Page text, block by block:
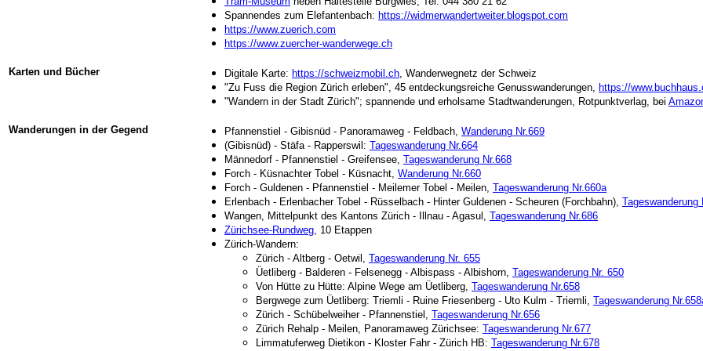
Spannendes zum Elefantenbach: https://widmerwandertweiter.blogspot.com
https://www.zuerich.com
https://www.zuercher-wanderwege.ch
Karten und Bücher Digitale Karte: https://schweizmobil.ch , Wanderwegnetz der Schweiz
"Zu Fuss die Region Zürich erleben", 45 entdeckungsreiche Genusswanderungen,
https://
"Wandern in der Stadt Zürich"; spannende und erholsame Stadtwanderungen, Rotpunktverlag, bei
Wanderungen in der Gegend Pfannenstiel - Gibisnüd - Panoramaweg - Feldbach, Wanderung Nr.669
(Gibisnüd) - Stäfa - Rapperswil: Tageswanderung Nr.664
Männedorf - Pfannenstiel - Greifensee, Tageswanderung Nr.668
Forch - Küsnachter Tobel - Küsnacht, Wanderung Nr.660
Forch - Guldenen - Pfannenstiel - Meilemer Tobel - Meilen, Tageswanderung Nr.660a
Erlenbach - Erlenbacher Tobel - Rüsselbach - Hinter Guldenen - Scheuren (Forchbahn), Tageswanderung
Wangen, Mittelpunkt des Kantons Zürich - Illnau - Agasul, Tageswanderung Nr.686
Zürichsee-Rundweg , 10 Etappen
Zürich-Wandern:
Zürich - Altberg - Oetwil, Tageswanderung Nr. 655
Üetliberg - Balderen - Felsenegg - Albispass - Albishorn, Tageswanderung Nr. 650
Von Hütte zu Hütte: Alpine Wege am Üetliberg, Tageswanderung Nr.658
Bergwege zum Üetliberg: Triemli - Ruine Friesenberg - Uto Kulm - Triemli, Tageswanderung
Zürich - Schübelweiher - Pfannenstiel, Tageswanderung Nr.656
Zürich Rehalp - Meilen, Panoramaweg Zürichsee: Tageswanderung Nr.677
Limmatuferweg Dietikon - Kloster Fahr - Zürich HB: Tageswanderung Nr.678